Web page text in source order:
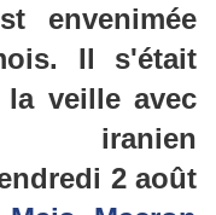
envenimée
Il s'était
la veille avec
iranien
2 août